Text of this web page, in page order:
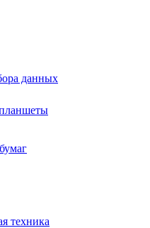
данных
техника